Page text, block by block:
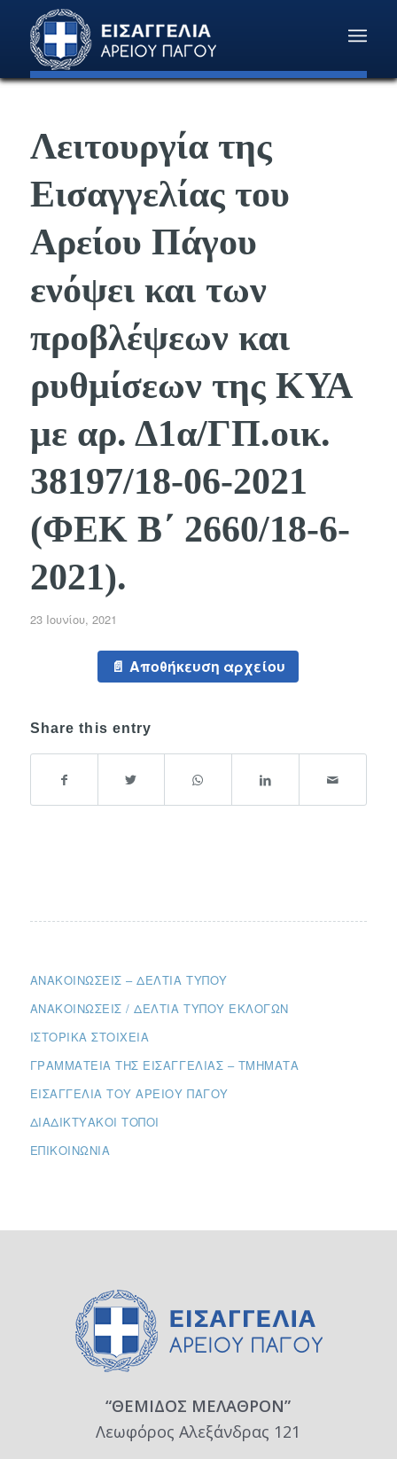
Λειτουργία της
Εισαγγελίας του
Αρείου Πάγου
ενόψει και των
προβλέψεων και
ρυθμίσεων της ΚΥΑ
με αρ. Δ1α/ΓΠ.οικ.
38197/18-06-2021
(ΦΕΚ Β΄ 2660/18-6-
2021).
23 Ιουνίου, 2021
Αποθήκευση αρχείου
Share this entry
ΑΝΑΚΟΙΝΏΣΕΙΣ – ΔΕΛΤΊΑ ΤΎΠΟΥ
ΑΝΑΚΟΙΝΏΣΕΙΣ / ΔΕΛΤΊΑ ΤΎΠΟΥ ΕΚΛΟΓΏΝ
ΙΣΤΟΡΙΚΆ ΣΤΟΙΧΕΊΑ
ΓΡΑΜΜΑΤΕΊΑ ΤΗΣ ΕΙΣΑΓΓΕΛΊΑΣ – ΤΜΉΜΑΤΑ
ΕΙΣΑΓΓΕΛΊΑ ΤΟΥ ΑΡΕΊΟΥ ΠΆΓΟΥ
ΔΙΑΔΙΚΤΥΑΚΟΊ ΤΌΠΟΙ
ΕΠΙΚΟΙΝΩΝΊΑ
“ΘΕΜΙΔΟΣ ΜΕΛΑΘΡΟΝ”
Λεωφόρος Αλεξάνδρας 121